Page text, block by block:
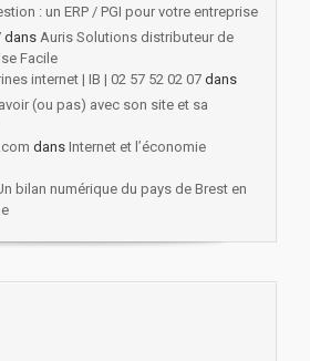
: un ERP / PGI pour votre entreprise
dans Auris Solutions distributeur de
Facile
internet | IB | 02 57 52 02 07 dans
(ou pas) avec son site et sa
dans Internet et l’économie
bilan numérique du pays de Brest en